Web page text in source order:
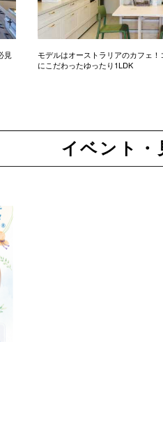
見
モデルはオーストラリアのカフェ
にこだわったゆったり1LDK
イベント・